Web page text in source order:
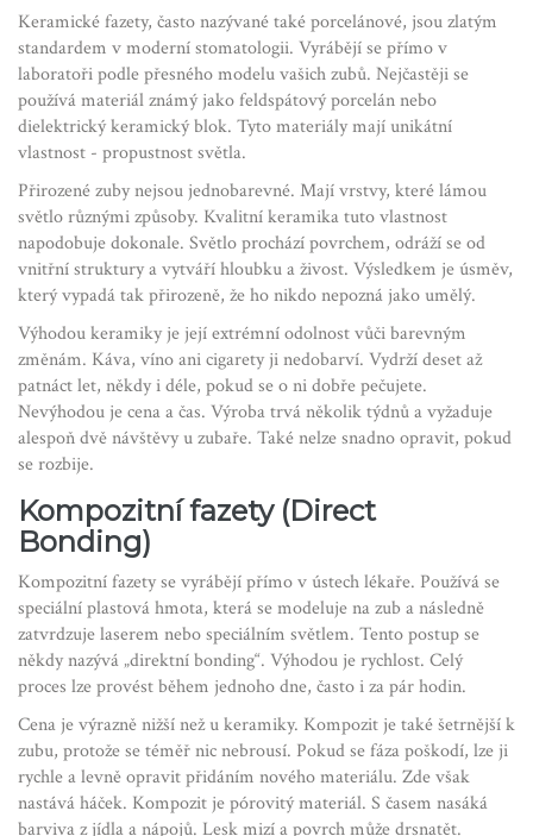
Keramické fazety, často nazývané také porcelánové, jsou zlatým
standardem v moderní stomatologii. Vyrábějí se přímo v
laboratoři podle přesného modelu vašich zubů. Nejčastěji se
používá materiál známý jakofeldspátový porcelánnebo
dielektrický keramický blok. Tyto materiály mají unikátní
vlastnost - propustnost světla.
Přirozené zuby nejsou jednobarevné. Mají vrstvy, které lámou
světlo různými způsoby. Kvalitní keramika tuto vlastnost
napodobuje dokonale. Světlo prochází povrchem, odráží se od
vnitřní struktury a vytváří hloubku a živost. Výsledkem je úsměv,
který vypadá tak přirozeně, že ho nikdo nepozná jako umělý.
Výhodou keramiky je její extrémní odolnost vůči barevným
změnám. Káva, víno ani cigarety ji nedobarví. Vydrží deset až
patnáct let, někdy i déle, pokud se o ni dobře pečujete.
Nevýhodou je cena a čas. Výroba trvá několik týdnů a vyžaduje
alespoň dvě návštěvy u zubaře. Také nelze snadno opravit, pokud
se rozbije.
Kompozitní fazety (Direct
Bonding)
Kompozitní fazetyse vyrábějí přímo v ústech lékaře. Používá se
speciální plastová hmota, která se modeluje na zub a následně
zatvrdzuje laserem nebo speciálním světlem. Tento postup se
někdy nazývá „direktní bonding“. Výhodou je rychlost. Celý
proces lze provést během jednoho dne, často i za pár hodin.
Cena je výrazně nižší než u keramiky. Kompozit je také šetrnější k
zubu, protože se téměř nic nebrousí. Pokud se fáza poškodí, lze ji
rychle a levně opravit přidáním nového materiálu. Zde však
nastává háček. Kompozit je pórovitý materiál. S časem nasáká
barviva z jídla a nápojů. Lesk mizí a povrch může drsnatět.